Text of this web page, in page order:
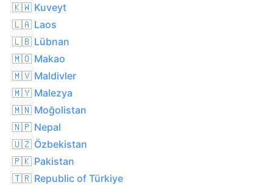
🇰🇼 Kuveyt
🇱🇦 Laos
🇱🇧 Lübnan
🇲🇴 Makao
🇲🇻 Maldivler
🇲🇾 Malezya
🇲🇳 Moğolistan
🇳🇵 Nepal
🇺🇿 Özbekistan
🇵🇰 Pakistan
🇹🇷 Republic of Türkiye